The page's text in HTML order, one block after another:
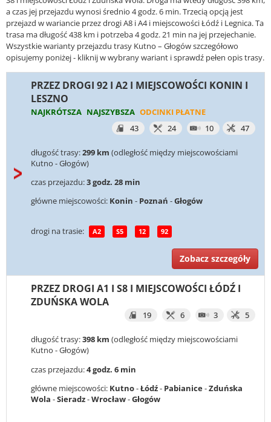
a czas jej przejazdu wynosi średnio 4 godz. 6 min. Trzecią opcją jest
przejazd w wariancie przez drogi A8 i A4 i miejscowości Łódź i Legnica. Ta
trasa ma długość 438 km i potrzeba 4 godz. 21 min na jej przejechanie.
Wszystkie warianty przejazdu trasy Kutno – Głogów szczegółowo
opisujemy poniżej - kliknij w wybrany wariant i sprawdź pełen opis trasy.
PRZEZ DROGI 92 I A2 I MIEJSCOWOŚCI KONIN I
LESZNO
NAJKRÓTSZA NAJSZYBSZA ODCINKI PŁATNE
43
24 10 47
długość trasy:299 km (odległość między miejscowościami
Kutno - Głogów)
czas przejazdu:3 godz. 28 min
główne miejscowości: Konin - Poznań -Głogów
drogi na trasie: A2 S5 12 92
Zobacz szczegóły
PRZEZ DROGI A1 I S8 I MIEJSCOWOŚCI ŁÓDŹ I
ZDUŃSKA WOLA
19 6 3 5
długość trasy:398 km (odległość między miejscowościami
Kutno - Głogów)
czas przejazdu:4 godz. 6 min
główne miejscowości: Kutno-Łódź- Pabianice-Zduńska
Wola -Sieradz-Wrocław-Głogów